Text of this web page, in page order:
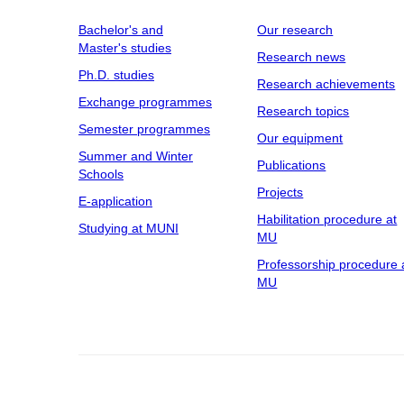
Bachelor's and
Master's studies
Ph.D. studies
Exchange programmes
Semester programmes
Summer and Winter
Schools
E-application
Studying at MUNI
Our research
Research news
Research achievements
Research topics
Our equipment
Publications
Projects
Habilitation procedure at
MU
Professorship procedure
MU